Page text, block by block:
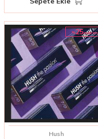
%25i̇ndirim
Hush